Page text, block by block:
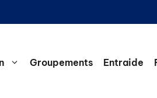
Groupements Entraide